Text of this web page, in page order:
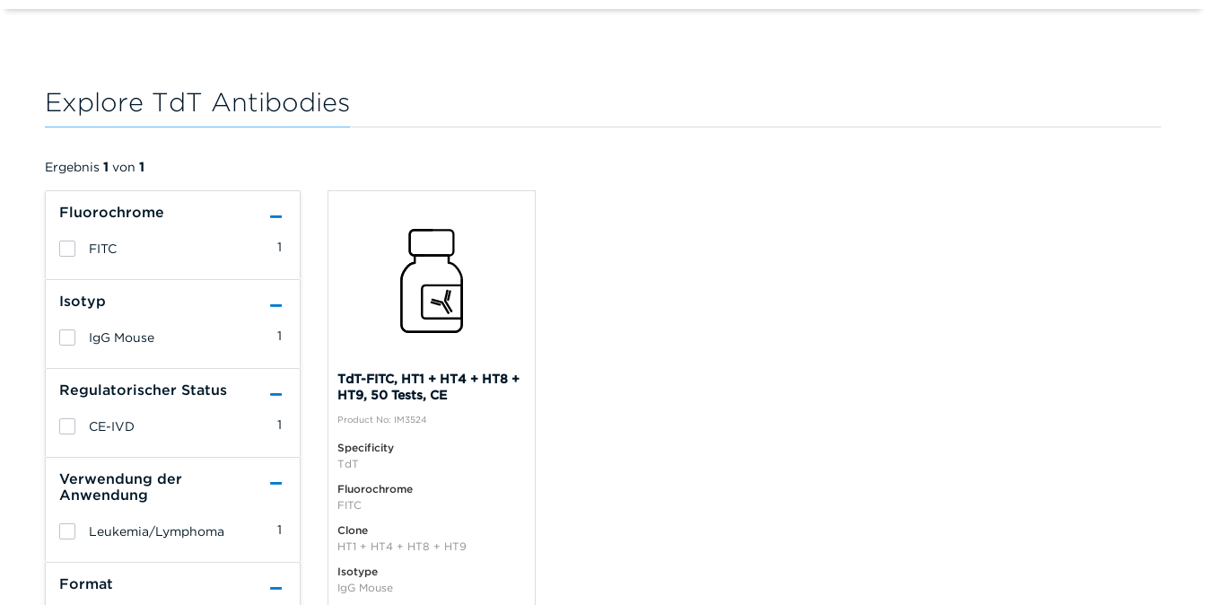
Explore TdT Antibodies
Fluorochrome
1
FITC
Isotyp
1
IgG Mouse
Regulatorischer Status
1
CE-IVD
Verwendung der
Anwendung
1
Leukemia/Lymphoma
Format
Ergebnis 1 von 1
TdT-FITC, HT1 + HT4 + HT8 +
HT9, 50 Tests, CE
Product No: IM3524
Specificity
TdT
Fluorochrome
FITC
Clone
HT1 + HT4 + HT8 + HT9
Isotype
IgG Mouse